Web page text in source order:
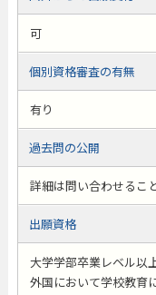
可
個別資格審査の有無
有り
過去問の公開
詳細は問い合わせるこ
出願資格
大学学部卒業レベル以
外国において学校教育